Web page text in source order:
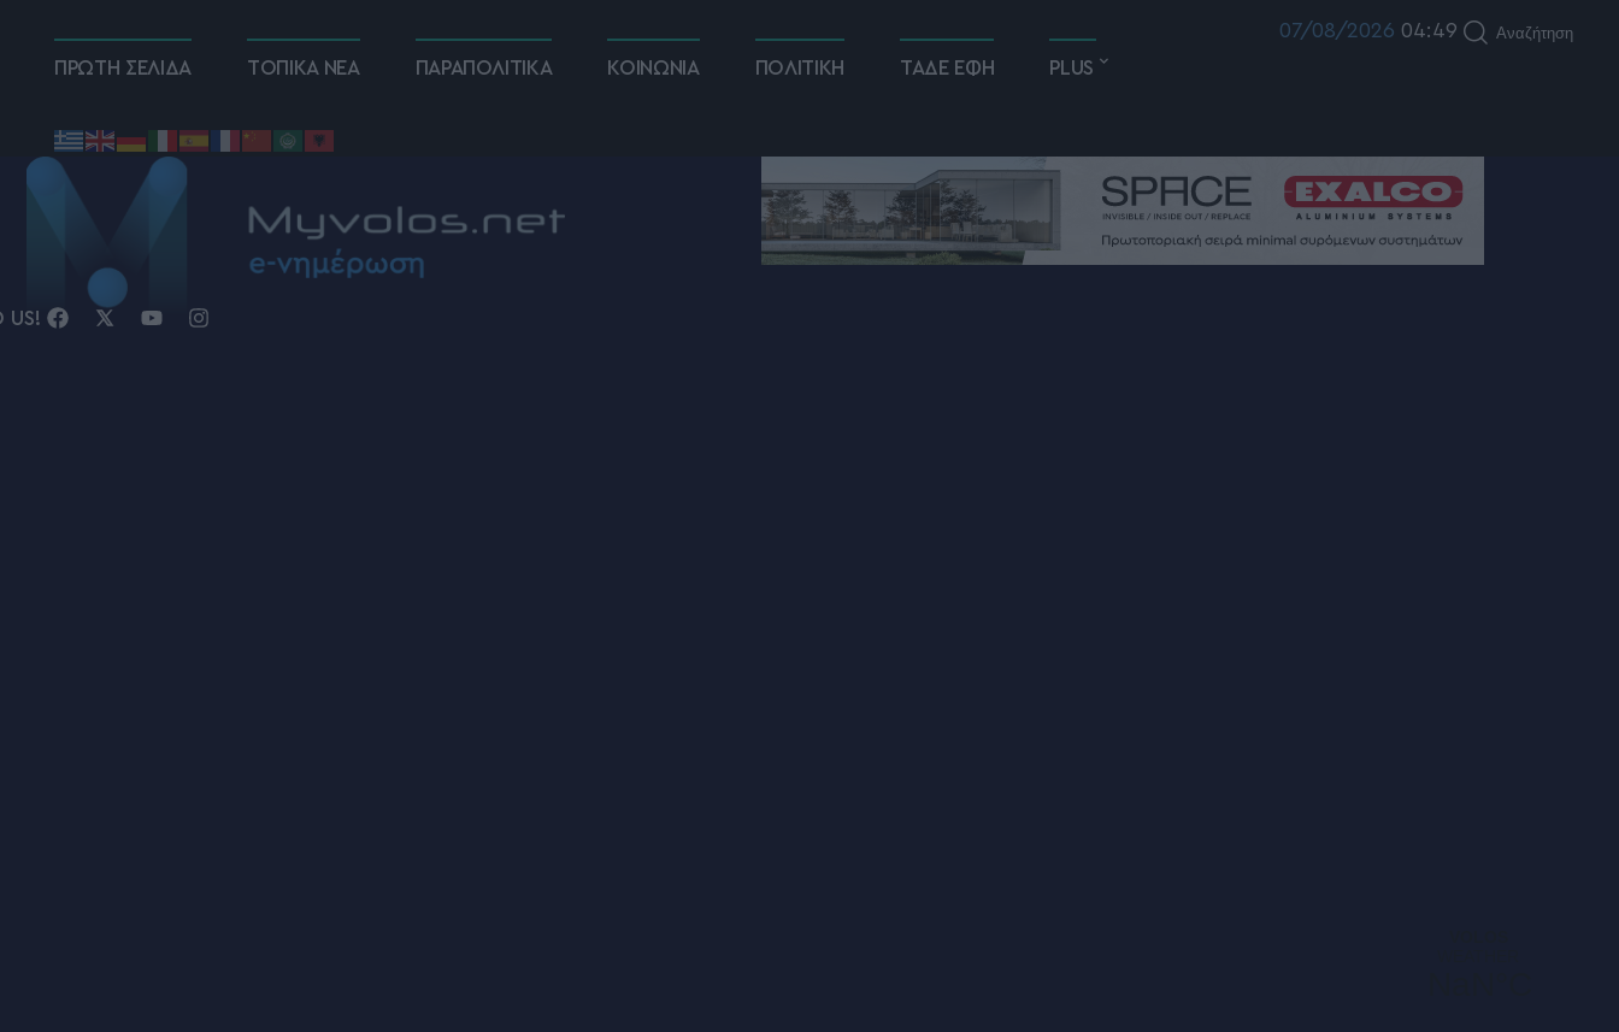
ΠΡΩΤΗ ΣΕΛΙΔΑ ΤΟΠΙΚΑ ΝΕΑ ΠΑΡΑΠΟΛΙΤΙΚΑ ΚΟΙΝΩΝΙΑ ΠΟΛΙΤΙΚΗ ΤΑΔΕ ΕΦΗ PLUS
07/08/2026 04:49 Αναζήτηση
US!